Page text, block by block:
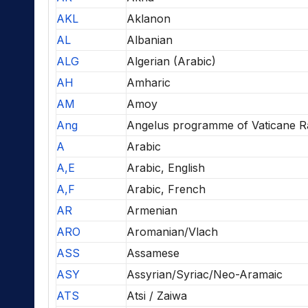
AKL
Aklanon
AL
Albanian
ALG
Algerian (Arabic)
AH
Amharic
AM
Amoy
Ang
Angelus programme of Vaticane
A
Arabic
A,E
Arabic, English
A,F
Arabic, French
AR
Armenian
ARO
Aromanian/Vlach
ASS
Assamese
ASY
Assyrian/Syriac/Neo-Aramaic
ATS
Atsi / Zaiwa